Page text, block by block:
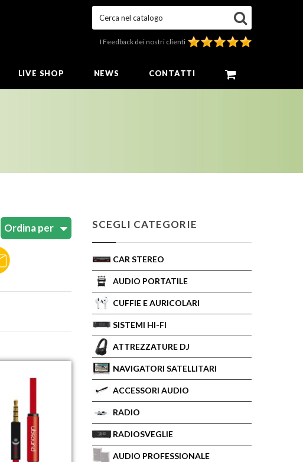
Cerca nel catalogo
I Feedback dei nostri clienti
LIVE SHOP NEWS CONTATTI
SCEGLI CATEGORIE
CAR STEREO
AUDIO PORTATILE
CUFFIE E AURICOLARI
SISTEMI HI-FI
ATTREZZATURE DJ
NAVIGATORI SATELLITARI
ACCESSORI AUDIO
RADIO
RADIOSVEGLIE
AUDIO PROFESSIONALE